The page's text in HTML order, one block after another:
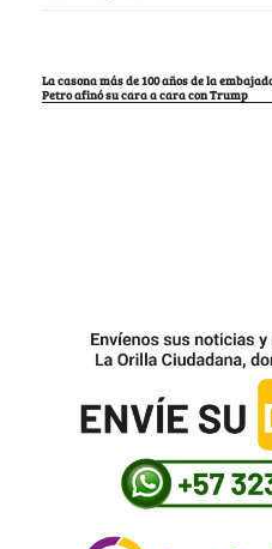
La casona más de 100 años de la
Petro afinó su cara a cara con Trump